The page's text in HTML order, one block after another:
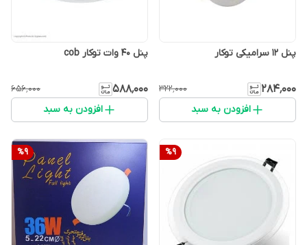
پنل 12 سرامیکی توکار
۲۸۴٬۰۰۰ ۳۲۲٬۰۰۰
افزودن به سبد
پنل 40 وات توکار cob
۵۸۸٬۰۰۰ ۶۵۶٬۰۰۰
افزودن به سبد
%9
%9